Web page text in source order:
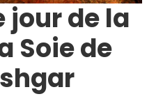
jour de la
Soie de